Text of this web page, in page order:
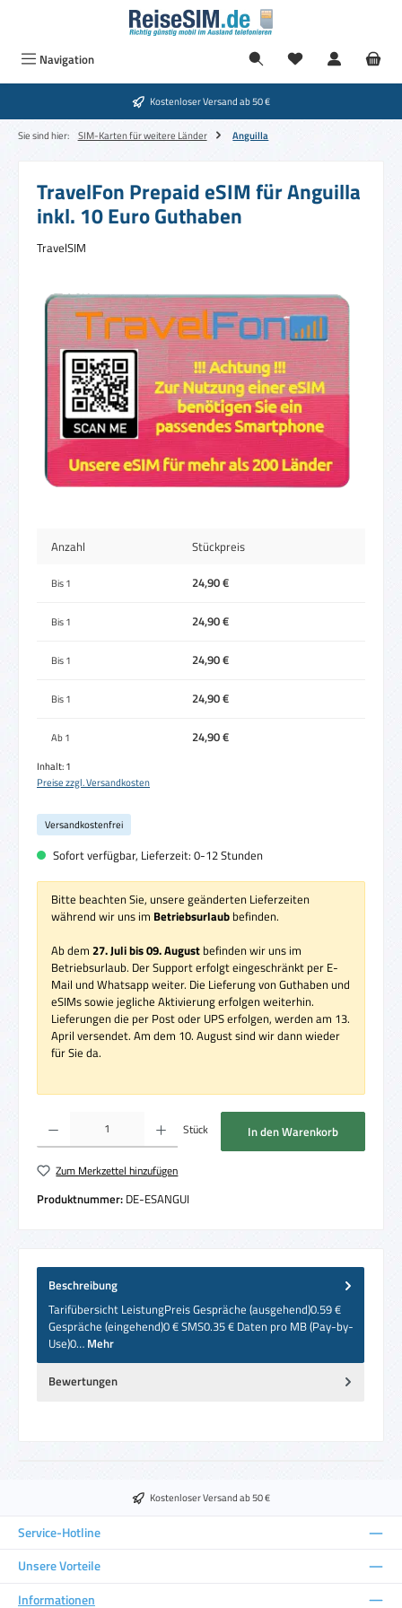
Zum Hauptinhalt springen
Navigation
Kostenloser Versand ab 50 €
Sie sind hier: SIM-Karten für weitere Länder Anguilla
TravelFon Prepaid eSIM für Anguilla
inkl. 10 Euro Guthaben
TravelSIM
Bildergalerie überspringen
Anzahl Stückpreis
Bis1 24,90 €
Bis1 24,90 €
Bis1 24,90 €
Bis1 24,90 €
Ab1 24,90 €
Inhalt:1
Preise zzgl. Versandkosten
Versandkostenfrei
Sofort verfügbar, Lieferzeit: 0-12 Stunden
Bitte beachten Sie, unsere geänderten Lieferzeiten
während wir uns im Betriebsurlaub befinden.
Ab dem 27. Juli bis 09. August befinden wir uns im
Betriebsurlaub. Der Support erfolgt eingeschränkt per E-
Mail und Whatsapp weiter. Die Lieferung von Guthaben und
eSIMs sowie jegliche Aktivierung erfolgen weiterhin.
Lieferungen die per Post oder UPS erfolgen, werden am 13.
April versendet. Am dem 10. August sind wir dann wieder
für Sie da.
Produkt Anzahl: Gib den gewünschten Wert ein oder benutze die Schaltflächen um
Stück In den Warenkorb
Zum Merkzettel hinzufügen
Produktnummer: DE-ESANGUI
Beschreibung
Tarifübersicht LeistungPreis Gespräche (ausgehend)0.59 €
Gespräche (eingehend)0 € SMS0.35 € Daten pro MB (Pay-by-
Use)0… Mehr
Bewertungen
Kostenloser Versand ab 50 €
Service-Hotline
Unsere Vorteile
Informationen